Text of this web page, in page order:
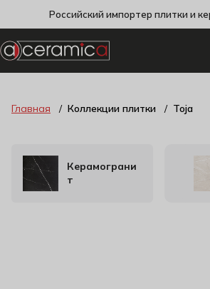
Российский импортер плитки и
Главная Коллекции плитки Toja
Керамограни
т